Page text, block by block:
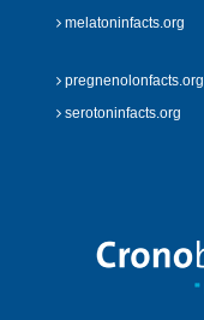
melatoninfacts.org
pregnenolonfacts.org
serotoninfacts.org